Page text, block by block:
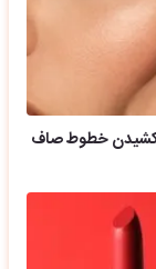
کشیدن خطوط صاف